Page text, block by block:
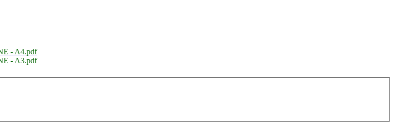
- A4.pdf
- A3.pdf